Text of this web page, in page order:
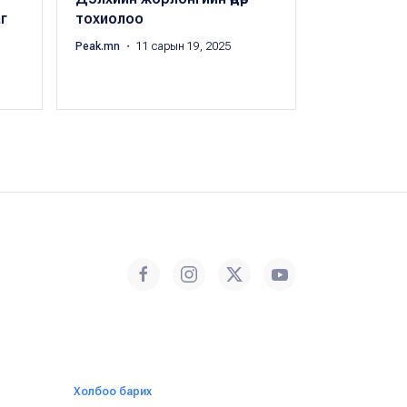
тохиолоо
Peak.mn ・ 11 сарын 19, 2025
Холбоо барих